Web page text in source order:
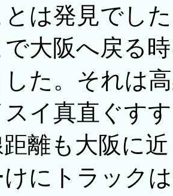
とは発見でし
で大阪へ戻る
した。それは
スイ真直ぐす
距離も大阪に
にトラック